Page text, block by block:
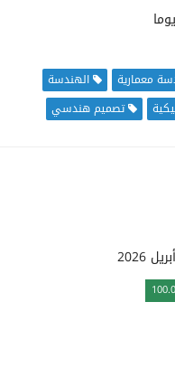
معمارية
الهندسة
تصميم هندسي